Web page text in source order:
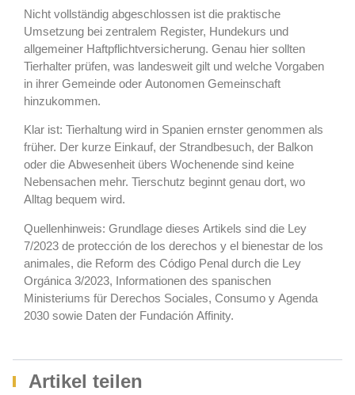
Nicht vollständig abgeschlossen ist die praktische
Umsetzung bei zentralem Register, Hundekurs und
allgemeiner Haftpflichtversicherung. Genau hier sollten
Tierhalter prüfen, was landesweit gilt und welche Vorgaben
in ihrer Gemeinde oder Autonomen Gemeinschaft
hinzukommen.
Klar ist: Tierhaltung wird in Spanien ernster genommen als
früher. Der kurze Einkauf, der Strandbesuch, der Balkon
oder die Abwesenheit übers Wochenende sind keine
Nebensachen mehr. Tierschutz beginnt genau dort, wo
Alltag bequem wird.
Quellenhinweis: Grundlage dieses Artikels sind die Ley
7/2023 de protección de los derechos y el bienestar de los
animales, die Reform des Código Penal durch die Ley
Orgánica 3/2023, Informationen des spanischen
Ministeriums für Derechos Sociales, Consumo y Agenda
2030 sowie Daten der Fundación Affinity.
Artikel teilen